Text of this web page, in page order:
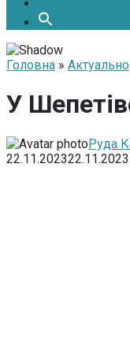
Головна » Актуально
У
Руда
22.11.202322.11.2023